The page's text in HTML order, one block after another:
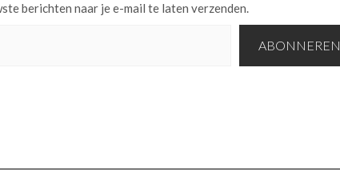
berichten naar je e-mail te laten verzenden.
ABONNEREN